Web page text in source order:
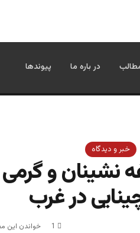
در باره ما پیوندها
خبر و دیدگاه
نشینان و
در غرب
1 خواندن این مطلب 11 دقیقه